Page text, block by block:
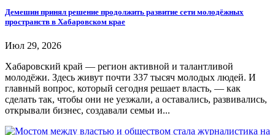
Демешин принял решение продолжить развитие сети молодёжных
пространств в Хабаровском крае
Июл 29, 2026
Хабаровский край — регион активной и талантливой
молодёжи. Здесь живут почти 337 тысяч молодых людей. И
главный вопрос, который сегодня решает власть, — как
сделать так, чтобы они не уезжали, а оставались, развивались,
открывали бизнес, создавали семьи и...